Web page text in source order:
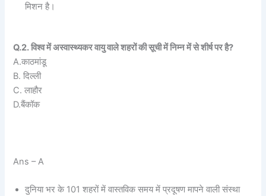
मिशन है।
Q.2. विश्व में अस्वास्थ्यकर वायु वाले शहरों की सूची में निम्न में से शीर्ष पर है?
A.काठमांडू
B. दिल्ली
C. लाहौर
D.बैंकॉक
Ans – A
दुनिया भर के 101 शहरों में वास्तविक समय में प्रदूषण मापने वाली संस्था